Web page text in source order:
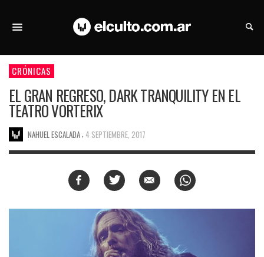
CRÓNICAS
EL GRAN REGRESO, DARK TRANQUILITY EN EL
TEATRO VORTERIX
NAHUEL ESCALADA 4 SEPTIEMBRE, 2017